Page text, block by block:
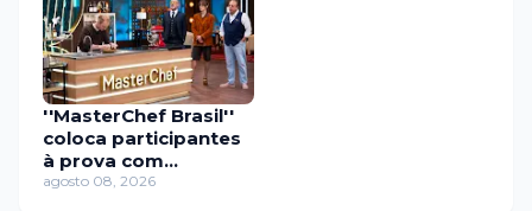
''MasterChef Brasil''
coloca participantes
à prova com
churrasco e
agosto 08, 2026